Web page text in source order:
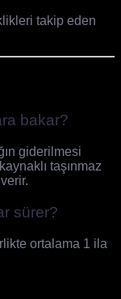
takip eden
bakar?
giderilmesi
taşınmaz
sürer?
ortalama 1 ila